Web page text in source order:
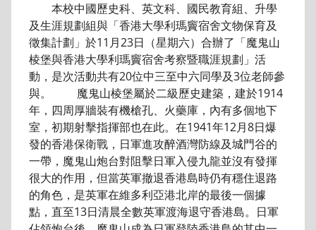
本校中國歷史科、英文科、國民教育組、升學
及生涯規劃組與「香港大學利瑪竇宿舍文物保育及
徵集計劃」於11月23日（星期六）合辦了「魔鬼山
棱堡與香港大學利瑪竇宿舍考察暨職涯規劃」活
動，是次活動共有20位中三至中六同學及3位老師參
與。 魔鬼山棱堡屬於二級歷史建築，建於1914
年，四周厚牆裝有機槍孔、火藥庫，內有多個地下
室，初期射擊指揮部也在此。在1941年12月8日爆
發的香港保衛戰，日軍進攻醉酒灣防線及城門谷的
一帶，魔鬼山炮台對阻擊日軍入侵九龍並沒有發揮
很大的作用，但當英軍撤退香港島時仍有穩住退路
的角色，是英軍在維多利亞港北岸的最後一個據
點，直至13日清晨全數英軍渡海退守香港島。日軍